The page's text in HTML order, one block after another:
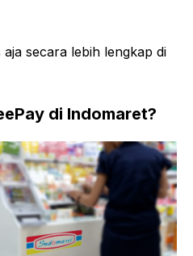
secara lebih lengkap di
di Indomaret?